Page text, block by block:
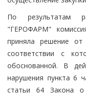
По результатам
"ГЕРОФАРМ"
приняла решение
соответствии с
обоснованной. В
нарушения пункта 6
статьи 64 Закона о